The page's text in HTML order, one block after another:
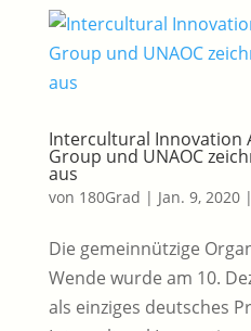
Intercultural Innovation
Group und UNAOC
aus
von 180Grad | Jan. 9, 2020|
Die gemeinnützige
Wende wurde am 10.
als einziges deutsches